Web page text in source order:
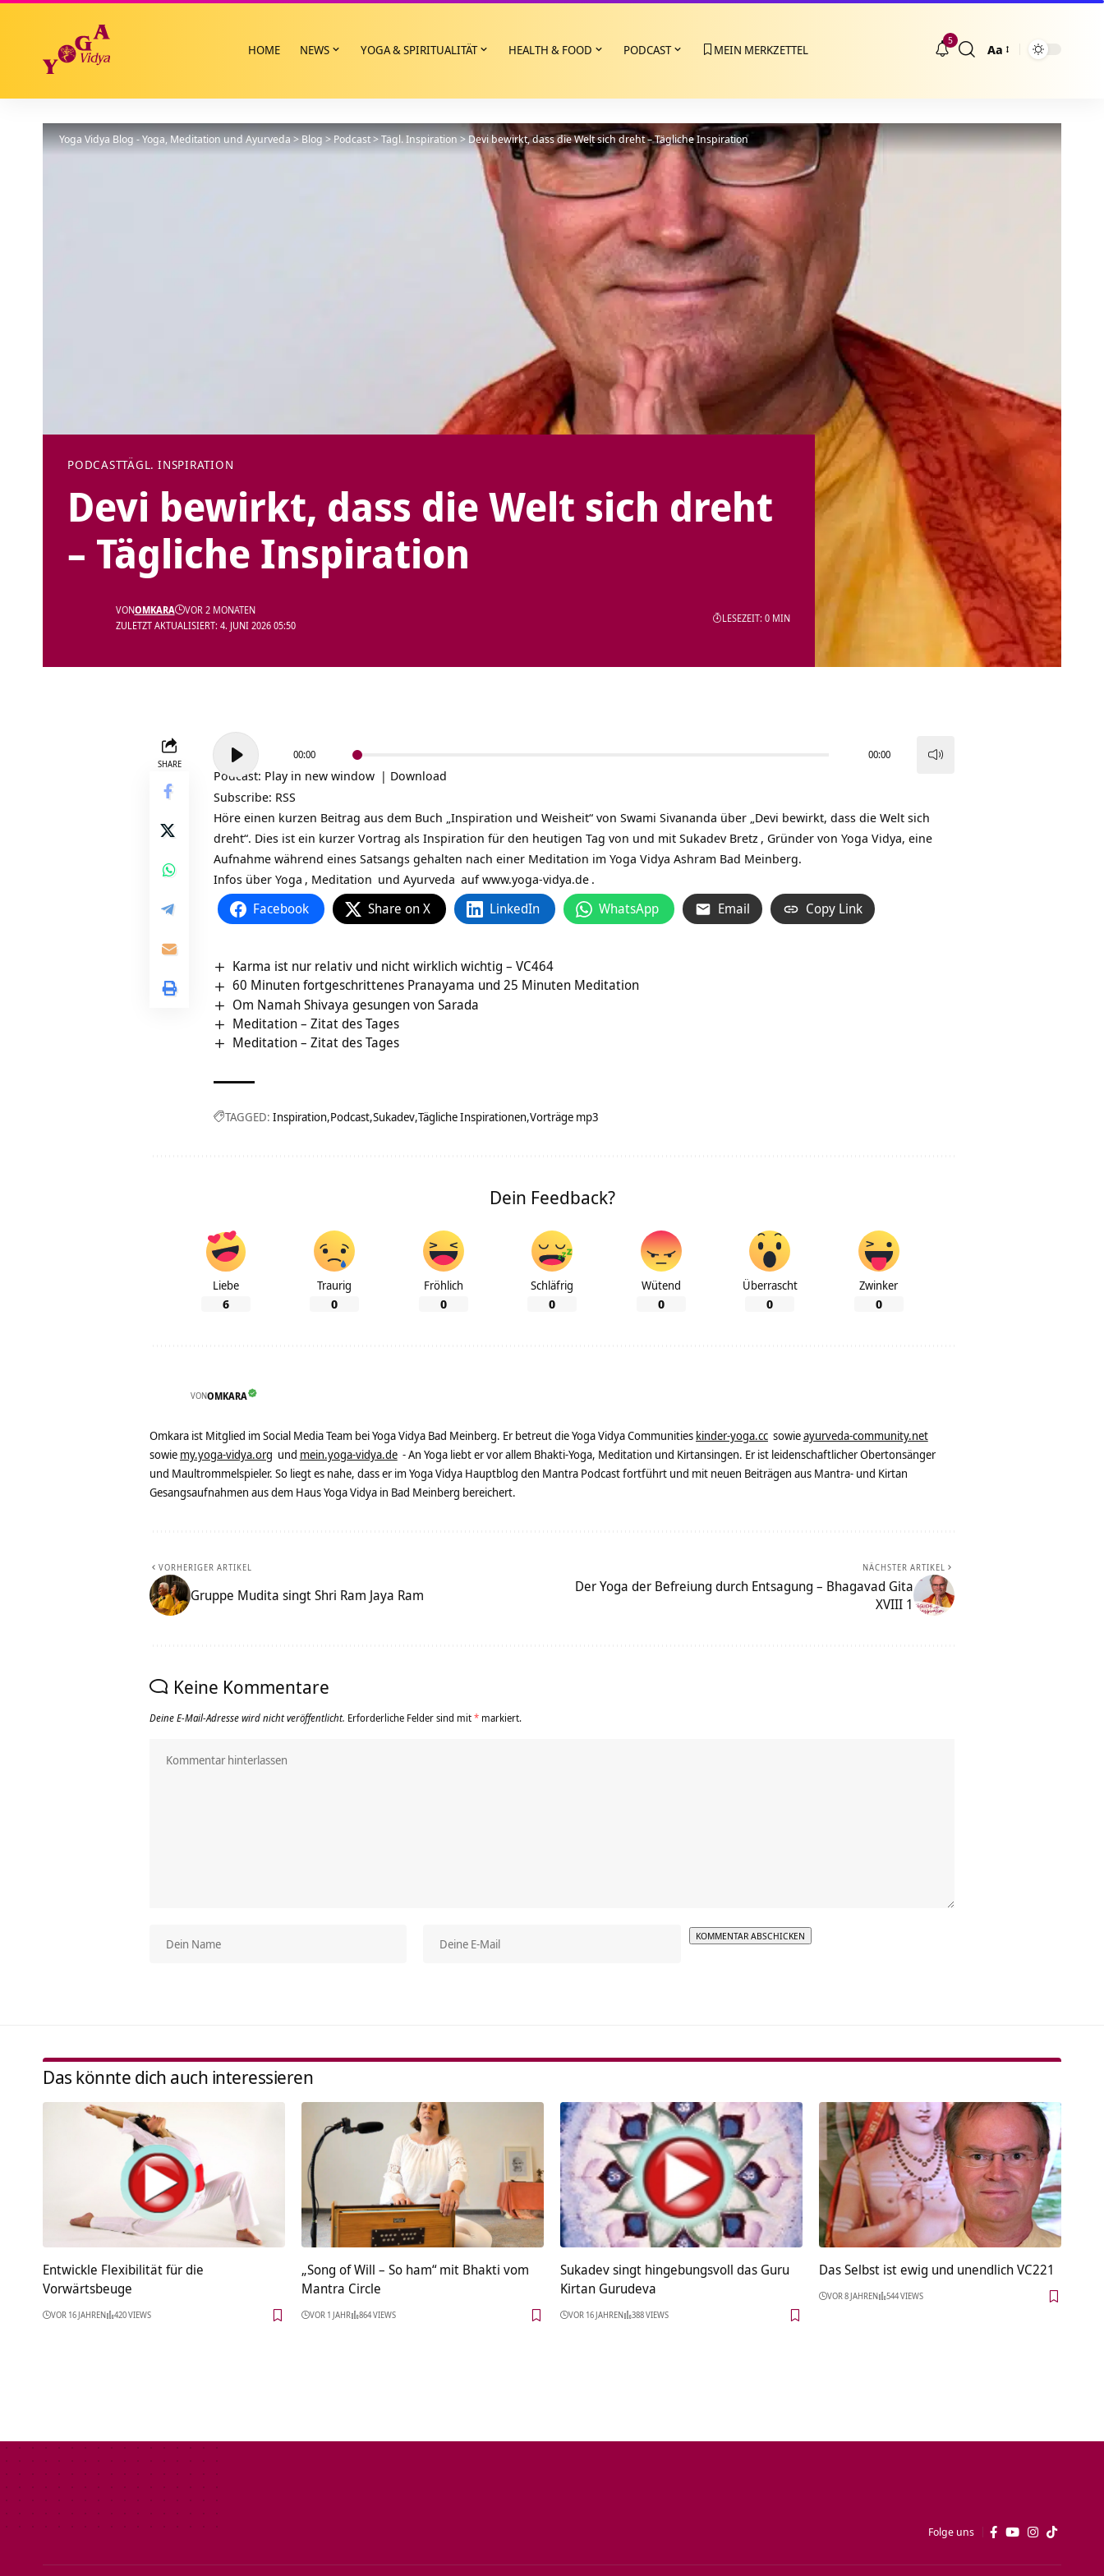
HOME NEWS YOGA & SPIRITUALITÄT HEALTH & FOOD PODCAST MEIN MERKZETTEL
5
Größenänderung
Aa
Yoga Vidya Blog - Yoga, Meditation und Ayurveda>Blog>Podcast>Tägl. Inspiration>Devi bewirkt, dass die Welt sich dreht – Tägliche Inspiration
PODCASTTÄGL. INSPIRATION
Devi bewirkt, dass die Welt sich dreht
– Tägliche Inspiration
ZULETZT AKTUALISIERT: 4. JUNI 2026 05:50
VONOMKARA VOR 2 MONATEN
LESEZEIT: 0 MIN
SHARE
Audio-
Player
00:00 00:00
Podcast: Play in new window | Download
Subscribe: RSS
Höre einen kurzen Beitrag aus dem Buch „Inspiration und Weisheit“ von Swami Sivananda über „Devi bewirkt, dass die Welt sich
dreht“. Dies ist ein kurzer Vortrag als Inspiration für den heutigen Tag von und mit Sukadev Bretz , Gründer von Yoga Vidya, eine
Aufnahme während eines Satsangs gehalten nach einer Meditation im Yoga Vidya Ashram Bad Meinberg.
Infos über Yoga , Meditation und Ayurveda aufwww.yoga-vidya.de .
Facebook Share on X LinkedIn WhatsApp Email Copy Link
Karma ist nur relativ und nicht wirklich wichtig – VC464
60 Minuten fortgeschrittenes Pranayama und 25 Minuten Meditation
Om Namah Shivaya gesungen von Sarada
Meditation – Zitat des Tages
Meditation – Zitat des Tages
TAGGED: Inspiration Podcast Sukadev Tägliche Inspirationen Vorträge mp3
Dein Feedback?
Liebe
6
Traurig
0
Fröhlich
0
Schläfrig
0
Wütend
0
Überrascht
0
Zwinker
0
VONOMKARA
Omkara ist Mitglied im Social Media Team bei Yoga Vidya Bad Meinberg. Er betreut die Yoga Vidya Communities kinder-yoga.cc sowieayurveda-community.net
sowie my.yoga-vidya.org und mein.yoga-vidya.de - An Yoga liebt er vor allem Bhakti-Yoga, Meditation und Kirtansingen. Er ist leidenschaftlicher Obertonsänger
und Maultrommelspieler. So liegt es nahe, dass er im Yoga Vidya Hauptblog den Mantra Podcast fortführt und mit neuen Beiträgen aus Mantra- und Kirtan
Gesangsaufnahmen aus dem Haus Yoga Vidya in Bad Meinberg bereichert.
VORHERIGER ARTIKEL
Gruppe Mudita singt Shri Ram Jaya Ram
NÄCHSTER ARTIKEL
Der Yoga der Befreiung durch Entsagung – Bhagavad Gita
XVIII 1
Keine Kommentare
Deine E-Mail-Adresse wird nicht veröffentlicht. Erforderliche Felder sind mit* markiert.
Das könnte dich auch interessieren
Entwickle Flexibilität für die
Vorwärtsbeuge
VOR 16 JAHREN 420 VIEWS
„Song of Will – So ham“ mit Bhakti vom
Mantra Circle
VOR 1 JAHR 864 VIEWS
Sukadev singt hingebungsvoll das Guru
Kirtan Gurudeva
VOR 16 JAHREN 388 VIEWS
Das Selbst ist ewig und unendlich VC221
VOR 8 JAHREN 544 VIEWS
Folge uns